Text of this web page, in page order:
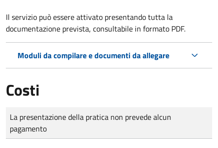
Il servizio può essere attivato presentando tutta la
documentazione prevista, consultabile in formato PDF.
Moduli da compilare e documenti da allegare
Costi
Tipo di pagamento
Importo
La presentazione della pratica non prevede alcun
pagamento